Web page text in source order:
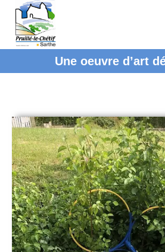
Une oeuvre d’art